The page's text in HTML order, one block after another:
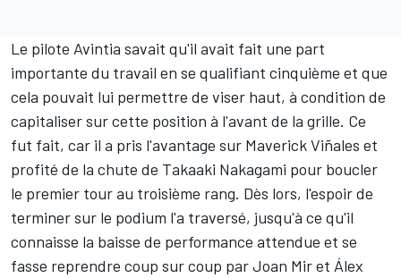
Le pilote Avintia savait qu'il avait fait une part
importante du travail en se qualifiant cinquième et que
cela pouvait lui permettre de viser haut, à condition de
capitaliser sur cette position à l'avant de la grille. Ce
fut fait, car il a pris l'avantage sur Maverick Viñales et
profité de la chute de Takaaki Nakagami pour boucler
le premier tour au troisième rang. Dès lors, l'espoir de
terminer sur le podium l'a traversé, jusqu'à ce qu'il
connaisse la baisse de performance attendue et se
fasse reprendre coup sur coup par Joan Mir et Álex